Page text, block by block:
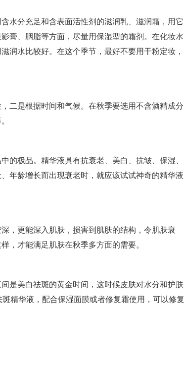
水分充足和含表面活性剂的滋润乳、滋润霜，用它
膏、胭脂等方面，尽量用保湿型的霜剂。在化妆水
润水比较好。在这个季节，最好不要用干粉定妆，
二是根据时间和气候。在秋季要选用不含酒精成分
的极品。精华液具有抗衰老、美白、抗皱、保湿、
年龄增长而出现衰老时，就应该试试神奇的精华液
，更能深入肌肤，损害到肌肤的结构，令肌肤衰
，才能满足肌肤在秋季多方面的需要。
是美白祛斑的黄金时间，这时候皮肤对水分和护肤
精华液，配合保湿面膜或者修复霜使用，可以修复